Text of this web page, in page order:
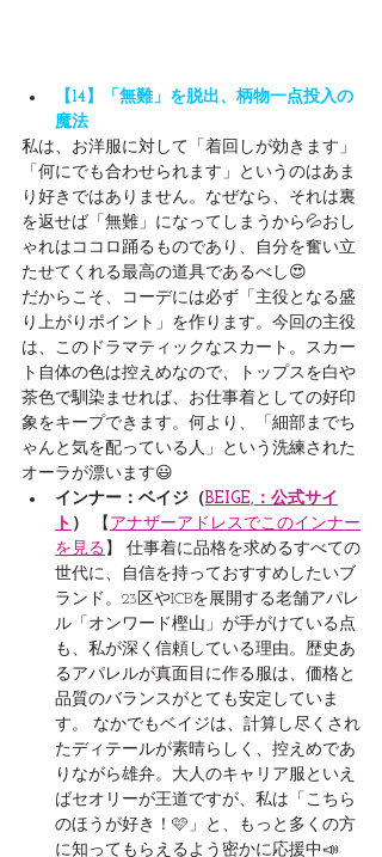
【14】「無難」を脱出、柄物一点投入の
魔法
私は、お洋服に対して「着回しが効きます」
「何にでも合わせられます」というのはあま
り好きではありません。なぜなら、それは裏
を返せば「無難」になってしまうから💦おし
ゃれはココロ踊るものであり、自分を奮い立
たせてくれる最高の道具であるべし😍
だからこそ、コーデには必ず「主役となる盛
り上がりポイント」を作ります。今回の主役
は、このドラマティックなスカート。スカー
ト自体の色は控えめなので、トップスを白や
茶色で馴染ませれば、お仕事着としての好印
象をキープできます。何より、「細部までち
ゃんと気を配っている人」という洗練された
オーラが漂います😃
インナー：ベイジ（BEIGE,：公式サイ
ト ） 【 アナザーアドレスでこのインナー
を見る 】 仕事着に品格を求めるすべての
世代に、自信を持っておすすめしたいブ
ランド。23区やICBを展開する老舗アパレ
ル「オンワード樫山」が手がけている点
も、私が深く信頼している理由。歴史あ
るアパレルが真面目に作る服は、価格と
品質のバランスがとても安定していま
す。 なかでもベイジは、計算し尽くされ
たディテールが素晴らしく、控えめであ
りながら雄弁。大人のキャリア服といえ
ばセオリーが王道ですが、私は「こちら
のほうが好き！🩷」と、もっと多くの方
に知ってもらえるよう密かに応援中📣